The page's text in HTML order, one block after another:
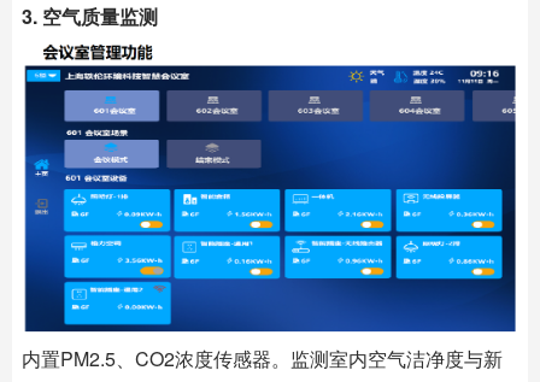
3. 空气质量监测
内置PM2.5、CO2浓度传感器。监测室内空气洁净度与新